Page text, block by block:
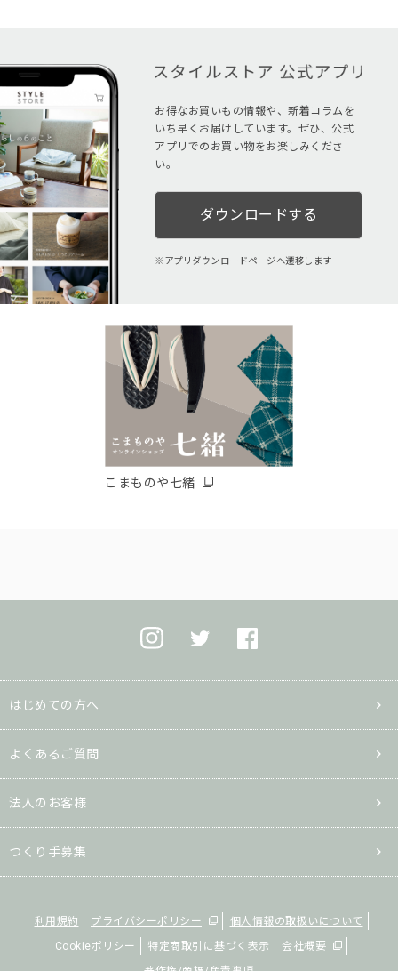
お得なお買いもの情報や、新着コラムを
いち早くお届けしています。ぜひ、公式
アプリでのお買い物をお楽しみくださ
い。
ダウンロードする
アプリダウンロードページへ遷移します
こまものや七緒
はじめての方へ
よくあるご質問
法人のお客様
つくり手募集
利用規約 プライバシーポリシー
個人情報の取扱いについて
Cookieポリシー
特定商取引に基づく表示
会社概要